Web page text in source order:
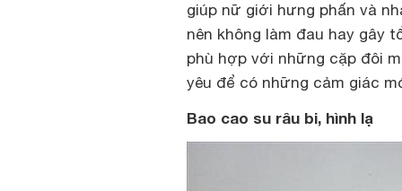
giúp nữ giới hưng phấn và
nên không làm đau hay gây
phù hợp với những cặp đôi
yêu để có những cảm giác
Bao cao su râu bi, hình lạ